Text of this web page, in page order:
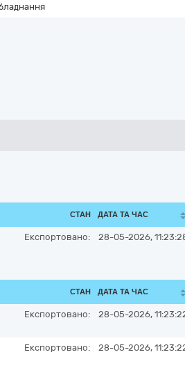
СТАН ДАТА ТА ЧАС
Експортовано: 28-05-2026,
СТАН ДАТА ТА ЧАС
Експортовано: 28-05-2026,
Експортовано: 28-05-2026,